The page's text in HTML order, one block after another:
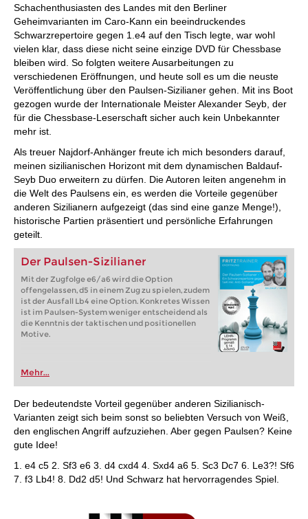
Schachenthusiasten des Landes mit den Berliner
Geheimvarianten im Caro-Kann ein beeindruckendes
Schwarzrepertoire gegen 1.e4 auf den Tisch legte, war wohl
vielen klar, dass diese nicht seine einzige DVD für Chessbase
bleiben wird. So folgten weitere Ausarbeitungen zu
verschiedenen Eröffnungen, und heute soll es um die neuste
Veröffentlichung über den Paulsen-Sizilianer gehen. Mit ins Boot
gezogen wurde der Internationale Meister Alexander Seyb, der
für die Chessbase-Leserschaft sicher auch kein Unbekannter
mehr ist.
Als treuer Najdorf-Anhänger freute ich mich besonders darauf,
meinen sizilianischen Horizont mit dem dynamischen Baldauf-
Seyb Duo erweitern zu dürfen. Die Autoren leiten angenehm in
die Welt des Paulsens ein, es werden die Vorteile gegenüber
anderen Sizilianern aufgezeigt (das sind eine ganze Menge!),
historische Partien präsentiert und persönliche Erfahrungen
geteilt.
Der Paulsen-Sizilianer
Mit der Zugfolge e6/a6 wird die Option
offengelassen, d5 in einem Zug zu spielen, zudem
ist der Ausfall Lb4 eine Option. Konkretes Wissen
ist im Paulsen-System weniger entscheidend als
die Kenntnis der taktischen und positionellen
Motive.
Mehr...
Der bedeutendste Vorteil gegenüber anderen Sizilianisch-
Varianten zeigt sich beim sonst so beliebten Versuch von Weiß,
den englischen Angriff aufzuziehen. Aber gegen Paulsen? Keine
gute Idee!
1. e4 c5 2. Sf3 e6 3. d4 cxd4 4. Sxd4 a6 5. Sc3 Dc7 6. Le3?! Sf6
7. f3 Lb4! 8. Dd2 d5! Und Schwarz hat hervorragendes Spiel.